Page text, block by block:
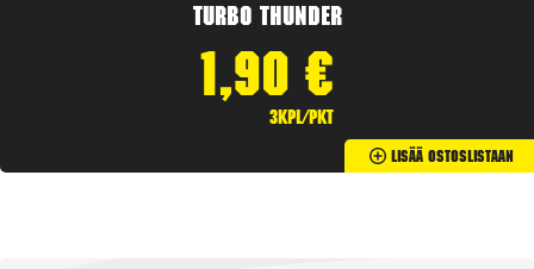
Turbo Thunder
1,90 €
3kpl/pkt
Lisää Ostoslistaan